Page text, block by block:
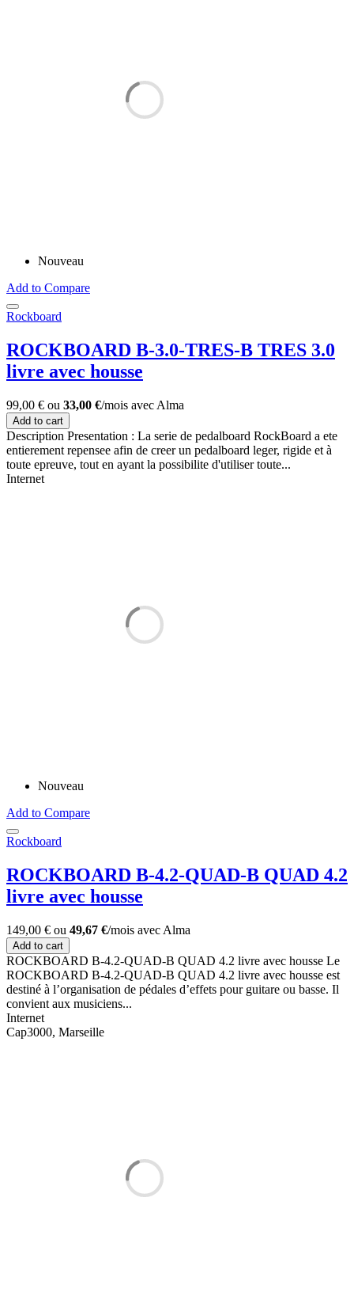
Nouveau
Add to Compare
Rockboard
ROCKBOARD B-3.0-TRES-B TRES 3.0
livre avec housse
99,00 € ou 33,00 €/mois avec Alma
Add to cart
Description Presentation : La serie de pedalboard RockBoard a ete
entierement repensee afin de creer un pedalboard leger, rigide et à
toute epreuve, tout en ayant la possibilite d'utiliser toute...
Internet
Nouveau
Add to Compare
Rockboard
ROCKBOARD B-4.2-QUAD-B QUAD 4.2
livre avec housse
149,00 € ou 49,67 €/mois avec Alma
Add to cart
ROCKBOARD B-4.2-QUAD-B QUAD 4.2 livre avec housse Le
ROCKBOARD B-4.2-QUAD-B QUAD 4.2 livre avec housse est
destiné à l’organisation de pédales d’effets pour guitare ou basse. Il
convient aux musiciens...
Internet
Cap3000, Marseille